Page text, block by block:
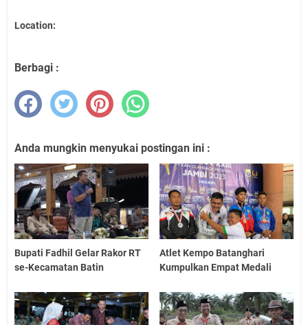
Location:
Berbagi :
Anda mungkin menyukai postingan ini :
Bupati Fadhil Gelar Rakor RT
se-Kecamatan Batin
Atlet Kempo Batanghari
Kumpulkan Empat Medali